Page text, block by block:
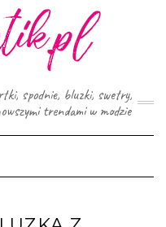
spodnie, bluzki, swetry,
trendami w modzie